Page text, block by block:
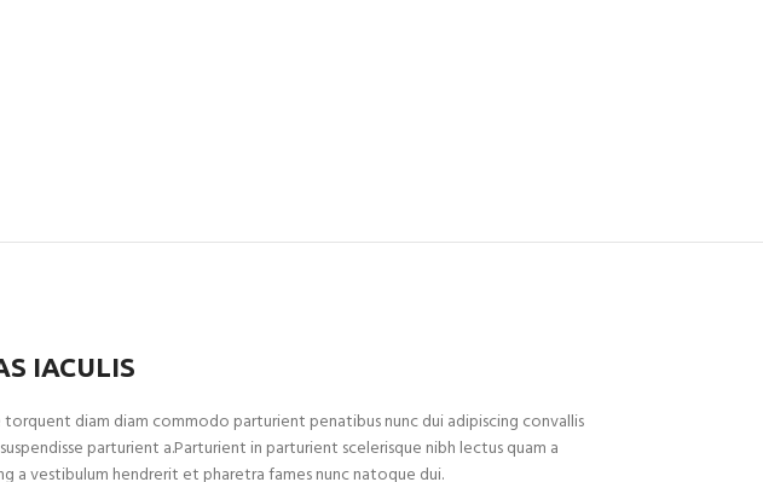
IACULIS
diam diam commodo parturient penatibus nunc dui adipiscing convallis
parturient a.Parturient in parturient scelerisque nibh lectus quam a
a vestibulum hendrerit et pharetra fames nunc natoque dui.